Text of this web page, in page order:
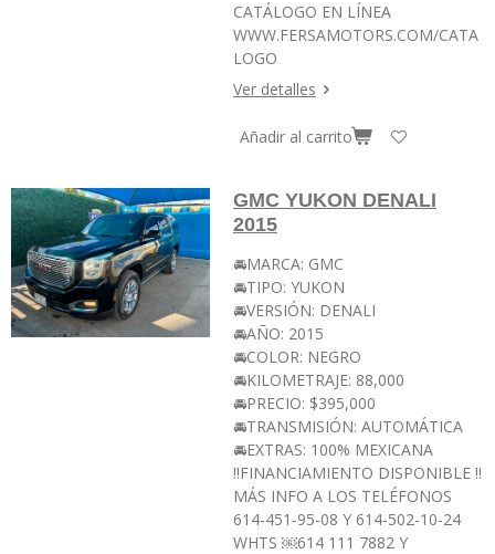
CATÁLOGO EN LÍNEA
WWW.FERSAMOTORS.COM/CATA
LOGO
Ver detalles
Añadir al carrito
GMC YUKON DENALI
2015
🚘MARCA: GMC
🚘TIPO: YUKON
🚘VERSIÓN: DENALI
🚘AÑO: 2015
🚘COLOR: NEGRO
🚘KILOMETRAJE: 88,000
🚘PRECIO: $395,000
🚘TRANSMISIÓN: AUTOMÁTICA
🚘EXTRAS: 100% MEXICANA
‼️FINANCIAMIENTO DISPONIBLE ‼️
MÁS INFO A LOS TELÉFONOS
614-451-95-08 Y 614-502-10-24
WHTS ￼⁨614 111 7882⁩ Y